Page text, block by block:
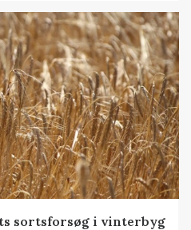
sortsforsøg i vinterbyg